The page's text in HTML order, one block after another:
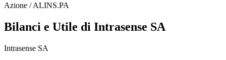
Azione / ALINS.PA
Bilanci e Utile di Intrasense SA
Intrasense SA